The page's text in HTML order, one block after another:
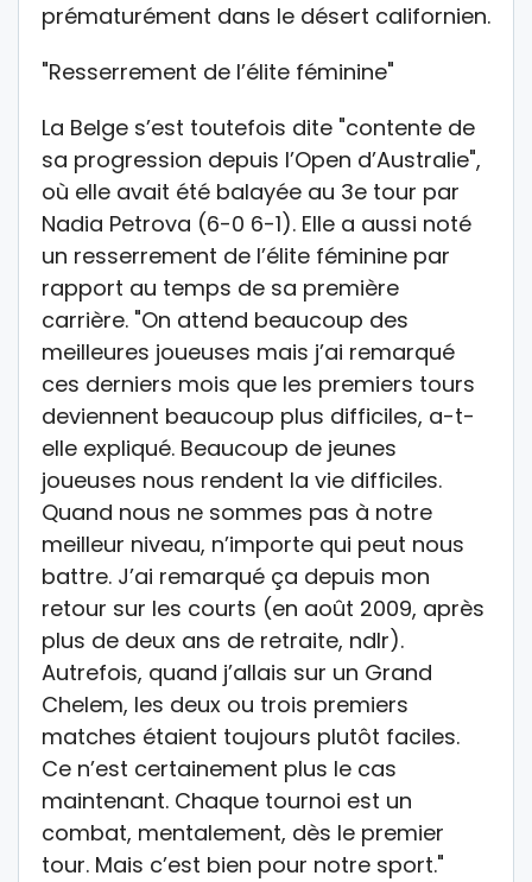
prématurément dans le désert californien.
"Resserrement de l’élite féminine"
La Belge s’est toutefois dite "contente de
sa progression depuis l’Open d’Australie",
où elle avait été balayée au 3e tour par
Nadia Petrova (6-0 6-1). Elle a aussi noté
un resserrement de l’élite féminine par
rapport au temps de sa première
carrière. "On attend beaucoup des
meilleures joueuses mais j’ai remarqué
ces derniers mois que les premiers tours
deviennent beaucoup plus difficiles, a-t-
elle expliqué. Beaucoup de jeunes
joueuses nous rendent la vie difficiles.
Quand nous ne sommes pas à notre
meilleur niveau, n’importe qui peut nous
battre. J’ai remarqué ça depuis mon
retour sur les courts (en août 2009, après
plus de deux ans de retraite, ndlr).
Autrefois, quand j’allais sur un Grand
Chelem, les deux ou trois premiers
matches étaient toujours plutôt faciles.
Ce n’est certainement plus le cas
maintenant. Chaque tournoi est un
combat, mentalement, dès le premier
tour. Mais c’est bien pour notre sport."